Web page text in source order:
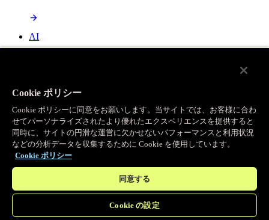
AI
Object Storage
送信量ゼロで大容量ファイルにエッジで直接アクセス
プログラマブルキャッシュ
Cookie ポリシー
Cookie ポリシーに同意をお願いします。当サイトでは、お客様に合わ
せてパーソナライズされたより優れたエクスペリエンスを提供すると
同時に、サイトの円滑な運営に欠かせないパフォーマンスと利用状況
などの分析データを収集するために Cookie を使用しています。
Cookie ポリシー
同意する
Cookie の設定